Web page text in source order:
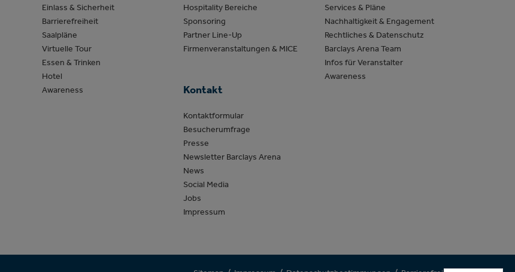
Einlass & Sicherheit
Barrierefreiheit
Saalpläne
Virtuelle Tour
Essen & Trinken
Hotel
Awareness
Hospitality Bereiche
Sponsoring
Partner Line-Up
Firmenveranstaltungen & MICE
Services & Pläne
Nachhaltigkeit & Engagement
Rechtliches & Datenschutz
Barclays Arena Team
Infos für Veranstalter
Awareness
Kontakt
Kontaktformular
Besucherumfrage
Presse
Newsletter Barclays Arena
News
Social Media
Jobs
Impressum